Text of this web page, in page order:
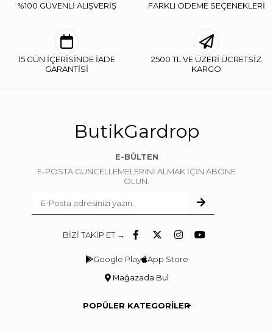
%100 GÜVENLİ ALIŞVERİŞ FARKLI ÖDEME SEÇENEKLERİ
15 GÜN İÇERİSİNDE İADE
GARANTİSİ
2500 TL VE ÜZERİ ÜCRETSİZ
KARGO
ButikGardrop
E-BÜLTEN
E-POSTA GÜNCELLEMELERİNİ ALMAK İÇİN ABONE
OLUN.
BİZİ TAKİP ET →
Google Play App Store
Mağazada Bul
POPÜLER KATEGORİLER